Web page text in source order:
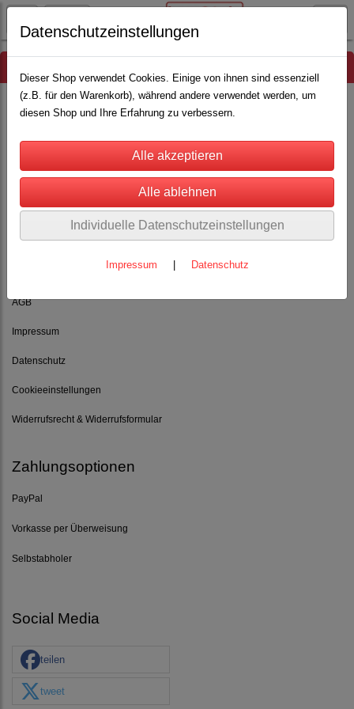
AGB
Impressum
Datenschutz
Cookieeinstellungen
Widerrufsrecht & Widerrufsformular
Zahlungsoptionen
PayPal
Vorkasse per Überweisung
Selbstabholer
Social Media
teilen
tweet
Datenschutzeinstellungen
Dieser Shop verwendet Cookies. Einige von ihnen sind essenziell
(z.B. für den Warenkorb), während andere verwendet werden, um
diesen Shop und Ihre Erfahrung zu verbessern.
Individuelle Datenschutzeinstellungen
Impressum Datenschutz